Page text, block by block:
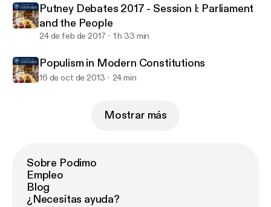
Putney Debates 2017 - Session I: Parliament
and the People
24 de feb de 2017 1 h 33 min
Populism in Modern Constitutions
16 de oct de 2013 24 min
Mostrar más
Sobre Podimo
Empleo
Blog
¿Necesitas ayuda?